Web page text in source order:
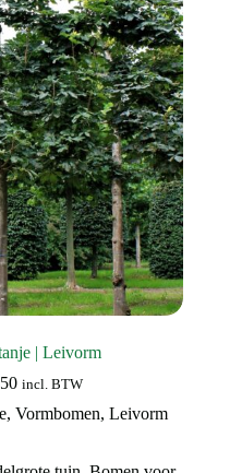
| Leivorm
Prijsklasse:
tot
incl. BTW
,Vormbomen,Leivorm